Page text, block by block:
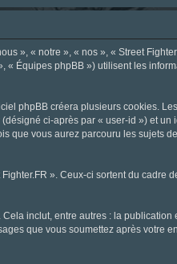
», « notre », « nos », « Street
Équipes phpBB ») utilisent les
phpBB créera plusieurs cookies.
ci-après par « user-id ») et
vous aurez parcouru les sujets
». Ceux-ci sortent du cadre
inclut, entre autres : la
que vous soumettez après votre